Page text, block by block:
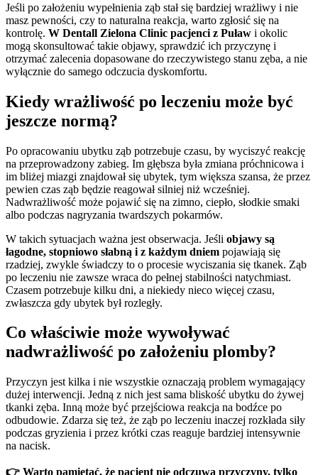
Jeśli po założeniu wypełnienia ząb stał się bardziej wrażliwy i nie
masz pewności, czy to naturalna reakcja, warto zgłosić się na
kontrolę. W Dentall Zielona Clinic pacjenci z Puław i okolic
mogą skonsultować takie objawy, sprawdzić ich przyczynę i
otrzymać zalecenia dopasowane do rzeczywistego stanu zęba, a nie
wyłącznie do samego odczucia dyskomfortu.
Kiedy wrażliwość po leczeniu może być
jeszcze normą?
Po opracowaniu ubytku ząb potrzebuje czasu, by wyciszyć reakcję
na przeprowadzony zabieg. Im głębsza była zmiana próchnicowa i
im bliżej miazgi znajdował się ubytek, tym większa szansa, że przez
pewien czas ząb będzie reagował silniej niż wcześniej.
Nadwrażliwość może pojawić się na zimno, ciepło, słodkie smaki
albo podczas nagryzania twardszych pokarmów.
W takich sytuacjach ważna jest obserwacja. Jeśli objawy są
łagodne, stopniowo słabną i z każdym dniem pojawiają się
rzadziej, zwykle świadczy to o procesie wyciszania się tkanek. Ząb
po leczeniu nie zawsze wraca do pełnej stabilności natychmiast.
Czasem potrzebuje kilku dni, a niekiedy nieco więcej czasu,
zwłaszcza gdy ubytek był rozległy.
Co właściwie może wywoływać
nadwrażliwość po założeniu plomby?
Przyczyn jest kilka i nie wszystkie oznaczają problem wymagający
dużej interwencji. Jedną z nich jest sama bliskość ubytku do żywej
tkanki zęba. Inną może być przejściowa reakcja na bodźce po
odbudowie. Zdarza się też, że ząb po leczeniu inaczej rozkłada siły
podczas gryzienia i przez krótki czas reaguje bardziej intensywnie
na nacisk.
👉 Warto pamiętać, że pacjent nie odczuwa przyczyny, tylko